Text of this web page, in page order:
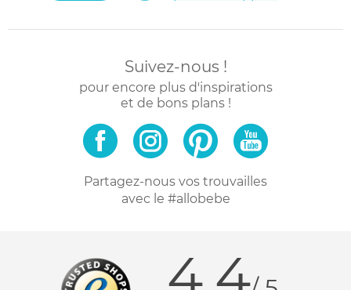
Suivez-nous !
pour encore plus d'inspirations
et de bons plans !
Partagez-nous vos trouvailles
avec le #allobebe